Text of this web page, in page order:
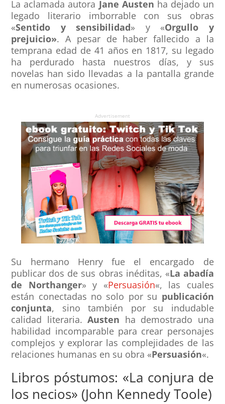
La aclamada autora Jane Austen ha dejado un
legado literario imborrable con sus obras
«Sentido y sensibilidad» y «Orgullo y
prejuicio». A pesar de haber fallecido a la
temprana edad de 41 años en 1817, su legado
ha perdurado hasta nuestros días, y sus
novelas han sido llevadas a la pantalla grande
en numerosas ocasiones.
Advertisement
Su hermano Henry fue el encargado de
publicar dos de sus obras inéditas, «La abadía
de Northanger» y «Persuasión«, las cuales
están conectadas no solo por su publicación
conjunta, sino también por su indudable
calidad literaria.Austen ha demostrado una
habilidad incomparable para crear personajes
complejos y explorar las complejidades de las
relaciones humanas en su obra «Persuasión«.
Libros póstumos: «La conjura de
los necios» (John Kennedy Toole)